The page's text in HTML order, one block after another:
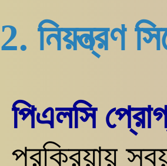
2. নিয়ন্ত্রণ
পিএলসি
প্রক্রিয়ায়